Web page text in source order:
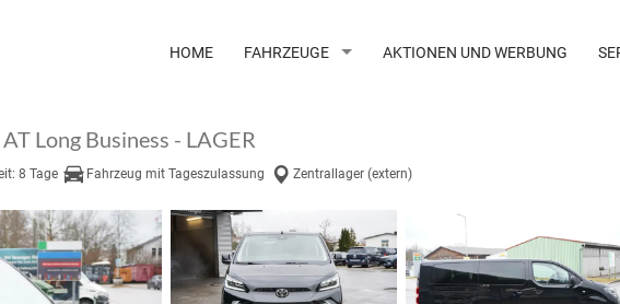
HOME FAHRZEUGE AKTIONEN UND WERBUNG
Long Business - LAGER
8 Tage Fahrzeug mit Tageszulassung Zentrallager (extern)